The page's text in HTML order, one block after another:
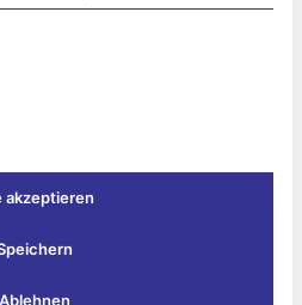
Service-Gruppen, für die
akzeptieren
Ablehnen